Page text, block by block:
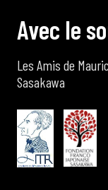
Avec le so
Les Amis de
Sasakawa